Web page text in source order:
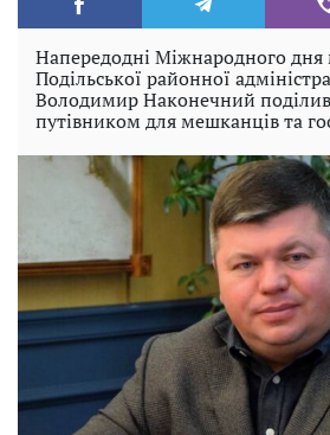
Напередодні Міжнародного дня
Подільської районної
Володимир Наконечний
путівником для мешканців та